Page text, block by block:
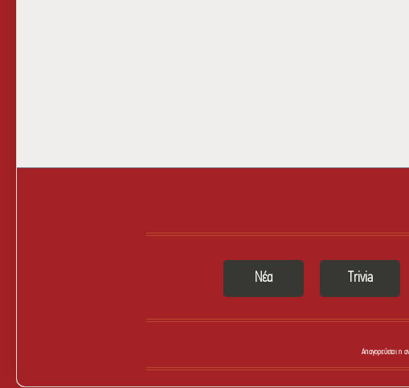
Νέα Trivia
Απαγορεύεται η